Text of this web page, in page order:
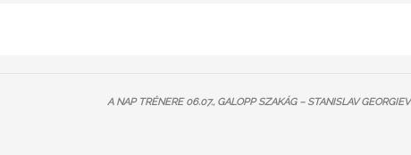
A NAP TRÉNERE 06.07., GALOPP SZAKÁG – STANISLAV GEORGIEV